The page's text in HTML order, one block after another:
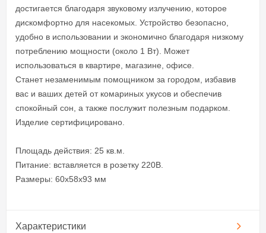
достигается благодаря звуковому излучению, которое
дискомфортно для насекомых. Устройство безопасно,
удобно в использовании и экономично благодаря низкому
потреблению мощности (около 1 Вт). Может
использоваться в квартире, магазине, офисе.
Станет незаменимым помощником за городом, избавив
вас и ваших детей от комариных укусов и обеспечив
спокойный сон, а также послужит полезным подарком.
Изделие сертифицировано.
Площадь действия: 25 кв.м.
Питание: вставляется в розетку 220В.
Размеры: 60х58х93 мм
Характеристики